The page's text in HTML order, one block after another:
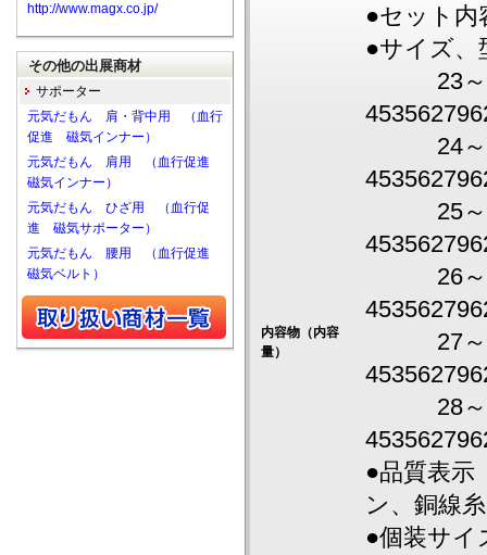
内容物（内容
量）
●セット
●サイズ
23～
24～
25～
26～
27～
28～
●品質表
ン、銅線糸
●個装サ
http://www.magx.co.jp/
その他の出展商材
サポーター
元気だもん 肩・背中用 （血行
促進 磁気インナー）
元気だもん 肩用 （血行促進
磁気インナー）
元気だもん ひざ用 （血行促
進 磁気サポーター）
元気だもん 腰用 （血行促進
磁気ベルト）